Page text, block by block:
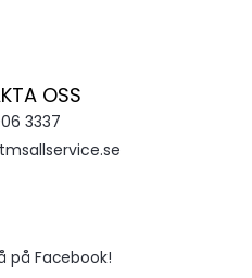
OSS
3337
på Facebook!